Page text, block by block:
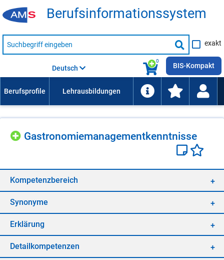
Be­rufs­in­for­ma­ti­ons­sys­tem
Suche
nach
Suche
starten
exakt
0
Deutsch BIS-Kompakt
Gas­tro­no­mie­ma­nage­ment­kennt­nis­se
Kom­pe­tenz­be­reich
Syn­ony­me
Er­klä­rung
De­tail­kom­pe­ten­zen